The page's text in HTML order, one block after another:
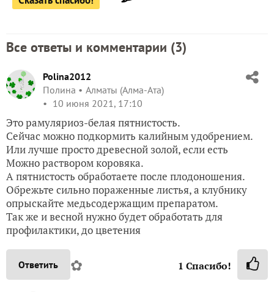
Все ответы и комментарии (3)
Polina2012
Полина
Алматы (Алма-Ата)
10 июня 2021, 17:10
Это рамуляриоз-белая пятнистость.
Сейчас можно подкормить калийным удобрением.
Или лучше просто древесной золой, если есть
Можно раствором коровяка.
А пятнистость обработаете после плодоношения.
Обрежьте сильно пораженные листья, а клубнику
опрыскайте медьсодержащим препаратом.
Так же и весной нужно будет обработать для
профилактики, до цветения
Ответить ✿ 1 Спасибо!